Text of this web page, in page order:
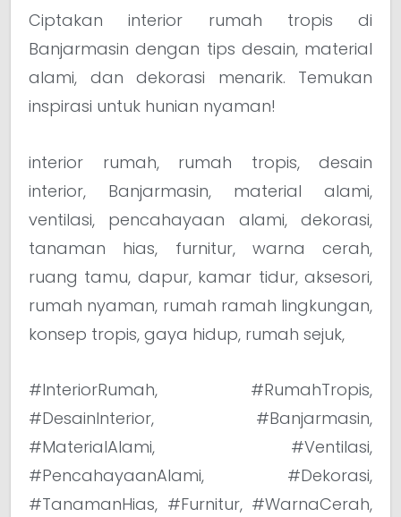
Ciptakan interior rumah tropis di
Banjarmasin dengan tips desain, material
alami, dan dekorasi menarik. Temukan
inspirasi untuk hunian nyaman!
interior rumah, rumah tropis, desain
interior, Banjarmasin, material alami,
ventilasi, pencahayaan alami, dekorasi,
tanaman hias, furnitur, warna cerah,
ruang tamu, dapur, kamar tidur, aksesori,
rumah nyaman, rumah ramah lingkungan,
konsep tropis, gaya hidup, rumah sejuk,
#InteriorRumah, #RumahTropis,
#DesainInterior, #Banjarmasin,
#MaterialAlami, #Ventilasi,
#PencahayaanAlami, #Dekorasi,
#TanamanHias, #Furnitur, #WarnaCerah,